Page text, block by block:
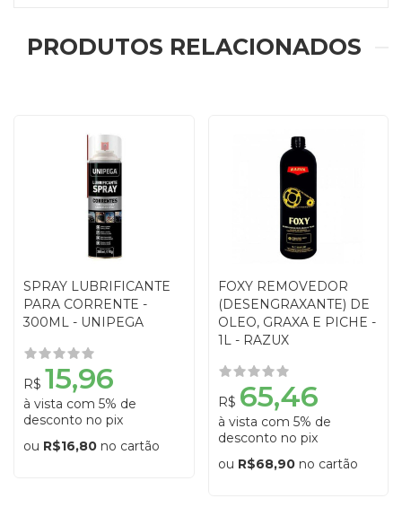
PRODUTOS RELACIONADOS
SPRAY LUBRIFICANTE
PARA CORRENTE -
300ML - UNIPEGA
R$ 15,96
à vista com 5% de
desconto no pix
ou R$16,80 no cartão
FOXY REMOVEDOR
(DESENGRAXANTE) DE
OLEO, GRAXA E PICHE -
1L - RAZUX
R$ 65,46
à vista com 5% de
desconto no pix
ou R$68,90no cartão